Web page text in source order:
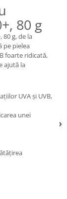
80 g
80 g, de la
pe pielea
foarte ridicată,
ajută la
UVA și UVB,
unei